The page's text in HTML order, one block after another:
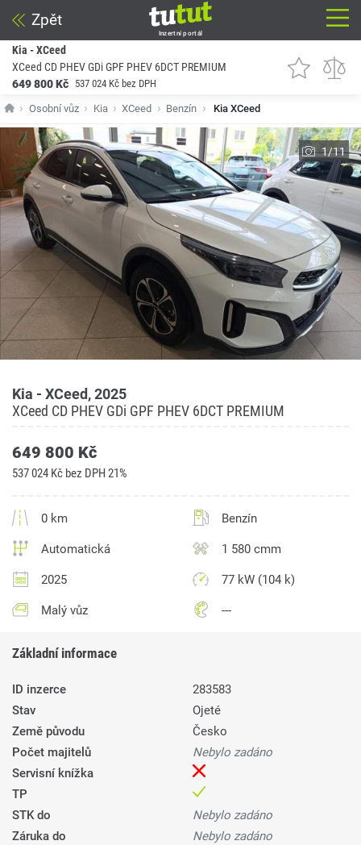
Zpět
Inzertní portál
Kia - XCeed
XCeed CD PHEV GDi GPF PHEV 6DCT PREMIUM
649 800 Kč 537 024 Kč bez DPH
Osobní vůz Kia XCeed Benzín Kia XCeed
1/11
Kia - XCeed, 2025
XCeed CD PHEV GDi GPF PHEV 6DCT PREMIUM
649 800 Kč
537 024 Kč bez DPH 21%
0 km Benzín
Automatická 1 580 cmm
2025 77 kW (104 k)
Malý vůz ---
Základní informace
ID inzerce
283583
Stav
Ojeté
Země původu
Česko
Počet majitelů
Nebylo zadáno
Servisní knížka
TP
STK do
Nebylo zadáno
Záruka do
Nebylo zadáno